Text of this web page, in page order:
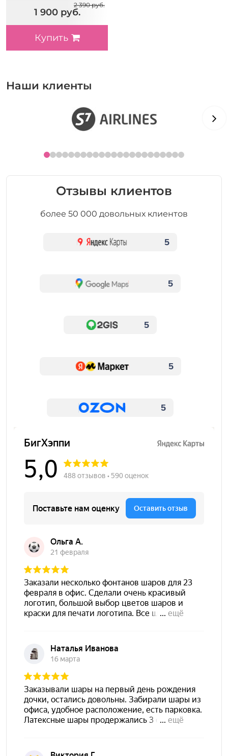
2 390 руб.
1 900 руб.
Купить
Наши клиенты
Отзывы клиентов
более 50 000 довольных клиентов
5
5
5
5
5